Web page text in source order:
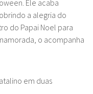
Ele acaba
a alegria do
do Papai Noel para
o acompanha
em duas